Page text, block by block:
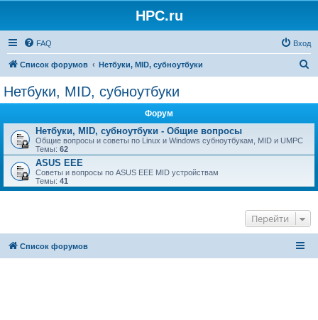
HPC.ru
FAQ Вход
Список форумов Нетбуки, MID, субноутбуки
Нетбуки, MID, субноутбуки
Форум
Нетбуки, MID, субноутбуки - Общие вопросы
Общие вопросы и советы по Linux и Windows субноутбукам, MID и UMPC
Темы: 62
ASUS EEE
Советы и вопросы по ASUS EEE MID устройствам
Темы: 41
Перейти
Список форумов